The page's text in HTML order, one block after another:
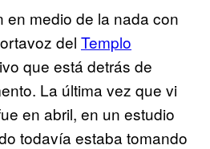
en medio de la nada con
del ​Templo
que está detrás de
La última vez que vi
en abril, en un estudio
todavía estaba tomando